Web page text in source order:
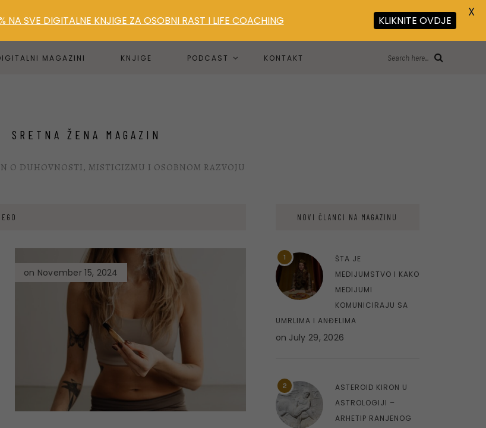
MAGAZINI KNJIGE PODCAST KONTAKT Search here...
SRETNA ŽENA MAGAZIN
O DUHOVNOSTI, MISTICIZMU I OSOBNOM RAZVOJU
on November 15, 2024
NOVI ČLANCI NA MAGAZINU
1
ŠTA JE
MEDIJUMSTVO I KAKO
MEDIJUMI
KOMUNICIRAJU SA
UMRLIMA I ANĐELIMA
on July 29, 2026
2
ASTEROID KIRON U
ASTROLOGIJI –
ARHETIP RANJENOG
SVE DIGITALNE KNJIGE ZA OSOBNI RAST I LIFE COACHING KLIKNITE OVDJE
X